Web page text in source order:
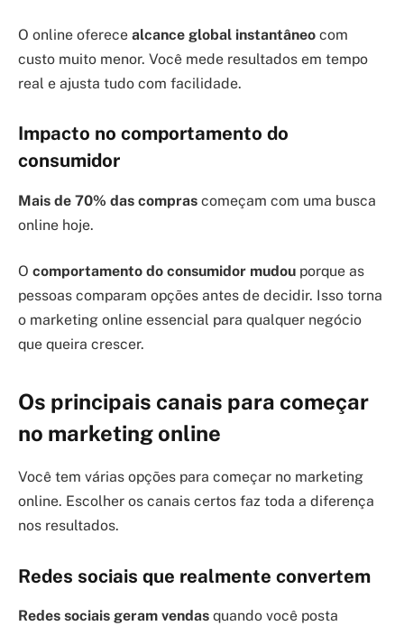
O online oferece alcance global instantâneo com
custo muito menor. Você mede resultados em tempo
real e ajusta tudo com facilidade.
Impacto no comportamento do
consumidor
Mais de 70% das compras começam com uma busca
online hoje.
O comportamento do consumidor mudou porque as
pessoas comparam opções antes de decidir. Isso torna
o marketing online essencial para qualquer negócio
que queira crescer.
Os principais canais para começar
no marketing online
Você tem várias opções para começar no marketing
online. Escolher os canais certos faz toda a diferença
nos resultados.
Redes sociais que realmente convertem
Redes sociais geram vendas quando você posta